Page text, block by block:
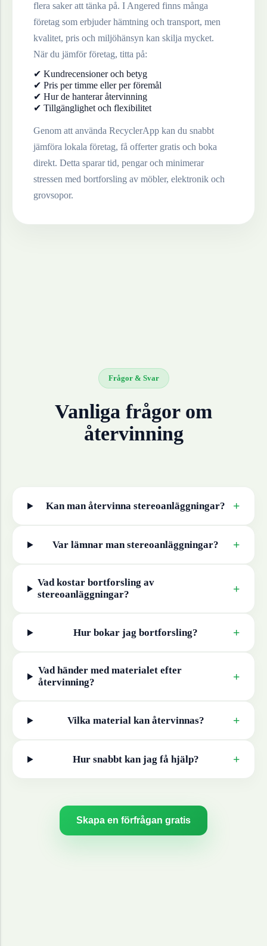
flera saker att tänka på. I Angered finns många
företag som erbjuder hämtning och transport, men
kvalitet, pris och miljöhänsyn kan skilja mycket.
När du jämför företag, titta på:
✔ Kundrecensioner och betyg
✔ Pris per timme eller per föremål
✔ Hur de hanterar återvinning
✔ Tillgänglighet och flexibilitet
Genom att använda RecyclerApp kan du snabbt
jämföra lokala företag, få offerter gratis och boka
direkt. Detta sparar tid, pengar och minimerar
stressen med bortforsling av möbler, elektronik och
grovsopor.
Frågor & Svar
Vanliga frågor om
återvinning
Kan man återvinna stereoanläggningar? +
Var lämnar man stereoanläggningar? +
Vad kostar bortforsling av
stereoanläggningar? +
Hur bokar jag bortforsling? +
Vad händer med materialet efter
återvinning?
+
Vilka material kan återvinnas? +
Hur snabbt kan jag få hjälp? +
Skapa en förfrågan gratis